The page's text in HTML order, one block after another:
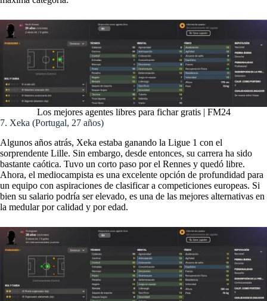
Los mejores agentes libres para fichar gratis | FM24
7. Xeka (Portugal, 27 años)
Algunos años atrás, Xeka estaba ganando la Ligue 1 con el
sorprendente Lille. Sin embargo, desde entonces, su carrera ha sido
bastante caótica. Tuvo un corto paso por el Rennes y quedó libre.
Ahora, el mediocampista es una excelente opción de profundidad para
un equipo con aspiraciones de clasificar a competiciones europeas. Si
bien su salario podría ser elevado, es una de las mejores alternativas en
la medular por calidad y por edad.